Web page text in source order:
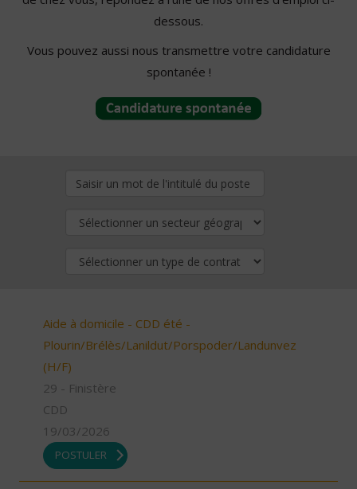
dessous.
Vous pouvez aussi nous transmettre votre candidature
spontanée !
Aide à domicile - CDD été -
Plourin/Brélès/Lanildut/Porspoder/Landunvez
(H/F)
29 - Finistère
CDD
19/03/2026
POSTULER